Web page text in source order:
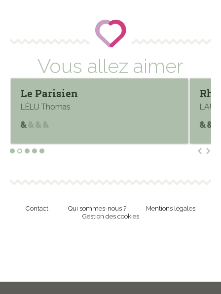
Vous allez aimer
Rhapsodie
Contact Qui sommes-nous ?
Mentions légales
Gestion des cookies